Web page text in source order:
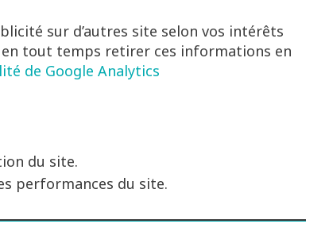
sur d’autres site selon vos intérêts
tout temps retirer ces informations en
de Google Analytics
du site.
performances du site.